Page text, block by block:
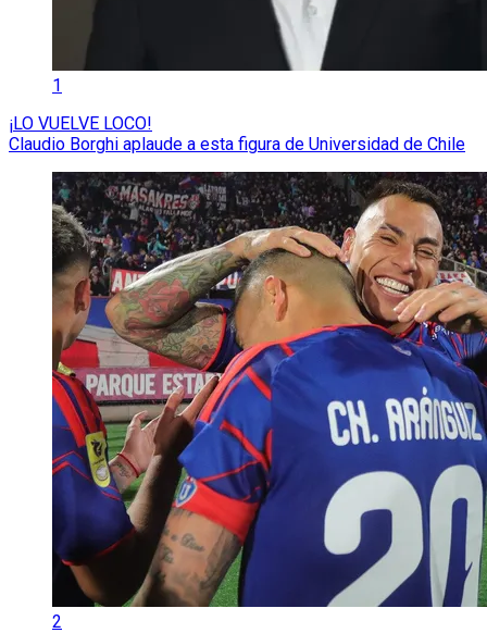
1
¡LO VUELVE LOCO!
Claudio Borghi aplaude a esta figura de Universidad de Chile
2